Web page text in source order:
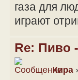
газа для
играют
Re: Пиво
Кира